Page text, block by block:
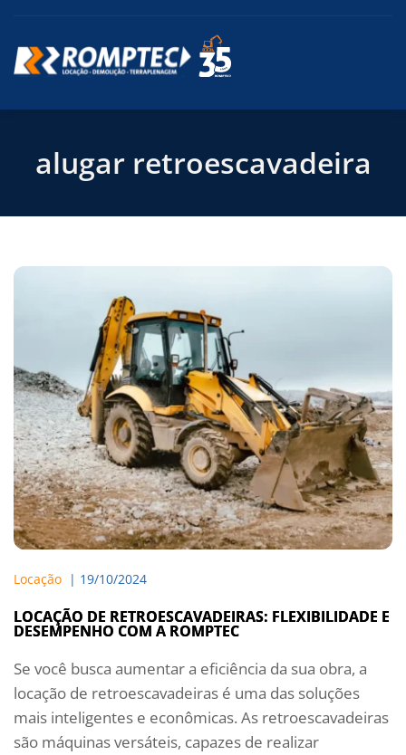
alugar retroescavadeira
Locação
  |
19/10/2024
LOCAÇÃO DE RETROESCAVADEIRAS: FLEXIBILIDADE E
DESEMPENHO COM A ROMPTEC
Se você busca aumentar a eficiência da sua obra, a
locação de retroescavadeiras é uma das soluções
mais inteligentes e econômicas. As retroescavadeiras
são máquinas versáteis, capazes de realizar